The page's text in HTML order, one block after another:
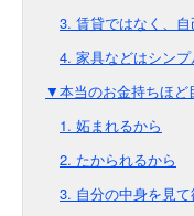
3. 賃貸ではなく、
4. 家具などはシン
▼本当のお金持ちほど
1. 妬まれるから
2. たかられるから
3. 自分の中身を見て